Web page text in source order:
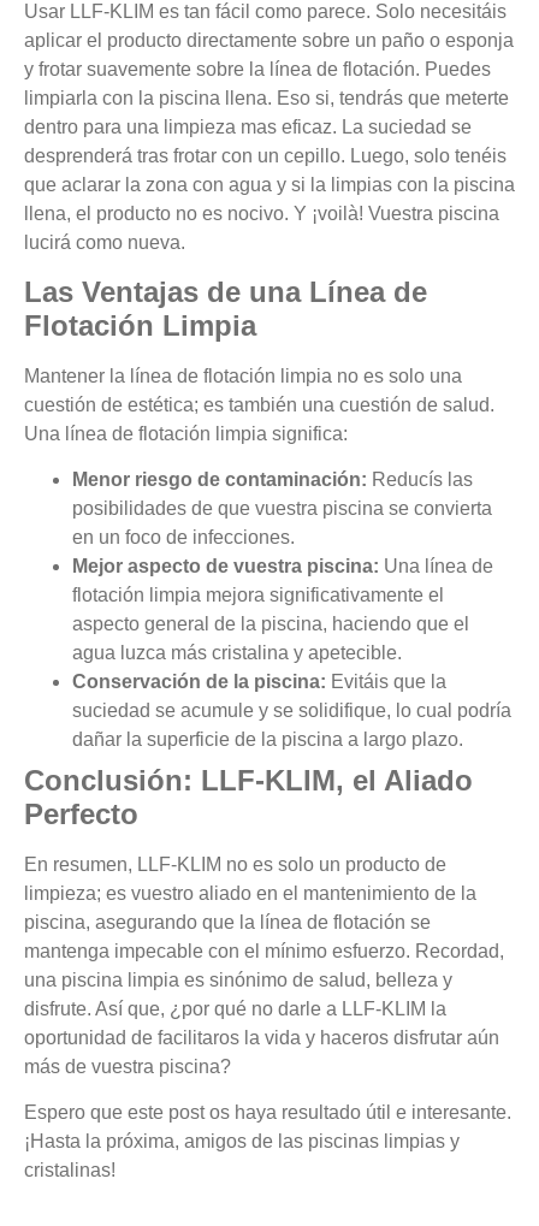
Usar LLF-KLIM es tan fácil como parece. Solo necesitáis
aplicar el producto directamente sobre un paño o esponja
y frotar suavemente sobre la línea de flotación. Puedes
limpiarla con la piscina llena. Eso si, tendrás que meterte
dentro para una limpieza mas eficaz. La suciedad se
desprenderá tras frotar con un cepillo. Luego, solo tenéis
que aclarar la zona con agua y si la limpias con la piscina
llena, el producto no es nocivo. Y ¡voilà! Vuestra piscina
lucirá como nueva.
Las Ventajas de una Línea de
Flotación Limpia
Mantener la línea de flotación limpia no es solo una
cuestión de estética; es también una cuestión de salud.
Una línea de flotación limpia significa:
Menor riesgo de contaminación: Reducís las
posibilidades de que vuestra piscina se convierta
en un foco de infecciones.
Mejor aspecto de vuestra piscina: Una línea de
flotación limpia mejora significativamente el
aspecto general de la piscina, haciendo que el
agua luzca más cristalina y apetecible.
Conservación de la piscina: Evitáis que la
suciedad se acumule y se solidifique, lo cual podría
dañar la superficie de la piscina a largo plazo.
Conclusión: LLF-KLIM, el Aliado
Perfecto
En resumen, LLF-KLIM no es solo un producto de
limpieza; es vuestro aliado en el mantenimiento de la
piscina, asegurando que la línea de flotación se
mantenga impecable con el mínimo esfuerzo. Recordad,
una piscina limpia es sinónimo de salud, belleza y
disfrute. Así que, ¿por qué no darle a LLF-KLIM la
oportunidad de facilitaros la vida y haceros disfrutar aún
más de vuestra piscina?
Espero que este post os haya resultado útil e interesante.
¡Hasta la próxima, amigos de las piscinas limpias y
cristalinas!